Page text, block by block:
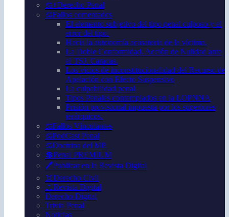
⚖️+Derecho Penal
⚖️Fallos comentados
El elemento subjetivo del tipo penal culposo y el
error del tipo.
Hacia la autonomía acusatoria de la víctima.
La Doble Conformidad. Acción de Nulidad ante
el TSJ. Caracas.
Los vicios de inconstitucionalidad del Recurso de
Apelación con Efecto Suspensivo
La culpabilidad penal
Tipos Penales contemplados en la LOPNNA
Prisión provisional impuesta por los superiores
jerárquicos.
⚖️Fallos Vínculantes
⚖️PodCast Penal
⚖️Doctrina del MP.
💲Penal PREMIUM
🖊️Publicar en la Revista Digital
📖Derecho Civil
📖Revista Digital
Derecho Digital
Trivia Penal
Noticias